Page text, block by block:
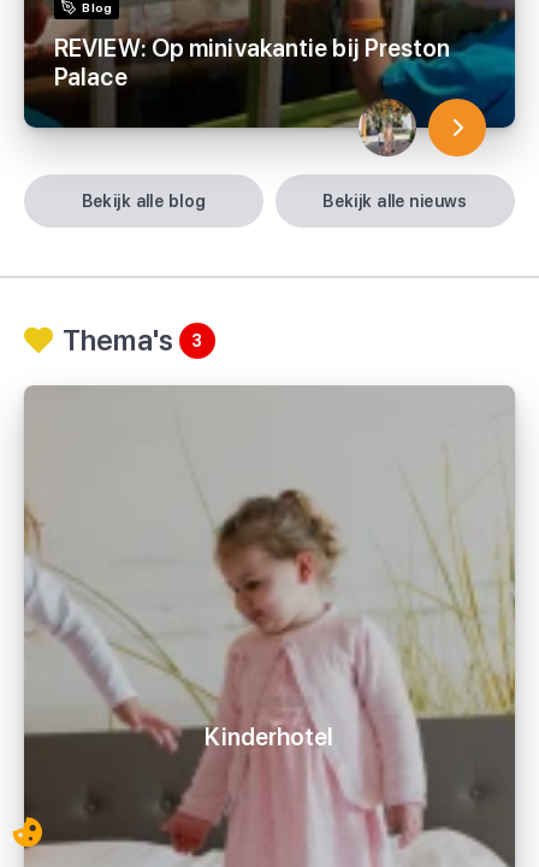
bekijk alle blog bekijk alle nieuws
Blog
REVIEW: Op minivakantie bij Preston
Palace
Thema's 3
Kinderhotel